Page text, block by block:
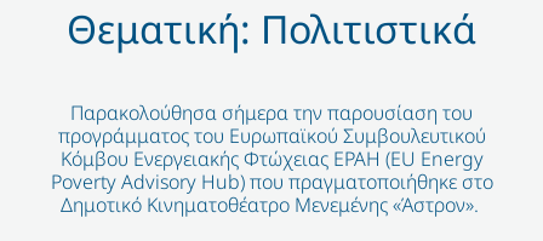
Θεματική: Πολιτιστικά
Παρακολούθησα σήμερα την παρουσίαση του
προγράμματος του Ευρωπαϊκού Συμβουλευτικού
Κόμβου Ενεργειακής Φτώχειας EPAH (ΕU Energy
Poverty Advisory Hub) που πραγματοποιήθηκε στο
Δημοτικό Κινηματοθέατρο Μενεμένης «Άστρον».